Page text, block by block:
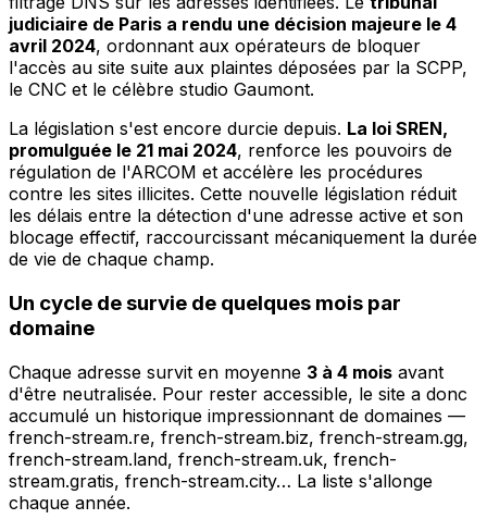
judiciaire de Paris a rendu une décision majeure le 4
avril 2024, ordonnant aux opérateurs de bloquer
l'accès au site suite aux plaintes déposées par la SCPP,
le CNC et le célèbre studio Gaumont.
La législation s'est encore durcie depuis. La loi SREN,
promulguée le 21 mai 2024, renforce les pouvoirs de
régulation de l'ARCOM et accélère les procédures
contre les sites illicites. Cette nouvelle législation réduit
les délais entre la détection d'une adresse active et son
blocage effectif, raccourcissant mécaniquement la durée
de vie de chaque champ.
Un cycle de survie de quelques mois par
domaine
Chaque adresse survit en moyenne 3 à 4 mois avant
d'être neutralisée. Pour rester accessible, le site a donc
accumulé un historique impressionnant de domaines —
french-stream.re, french-stream.biz, french-stream.gg,
french-stream.land, french-stream.uk, french-
stream.gratis, french-stream.city… La liste s'allonge
chaque année.